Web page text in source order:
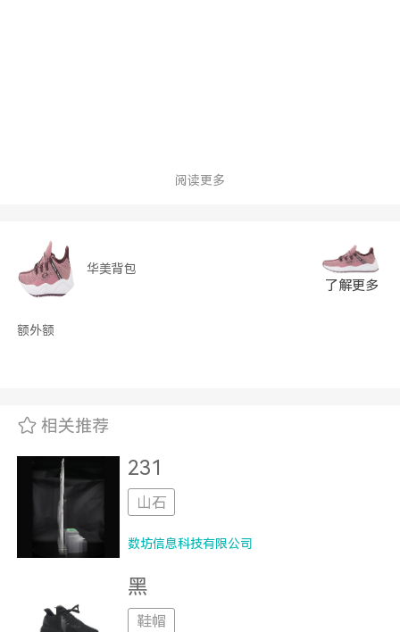
阅读更多
华美背包
了解更多
额外额
相关推荐
231
山石
数坊信息科技有限公司
黑
鞋帽